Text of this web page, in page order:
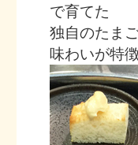
で育てた
独自のたま
味わいが特